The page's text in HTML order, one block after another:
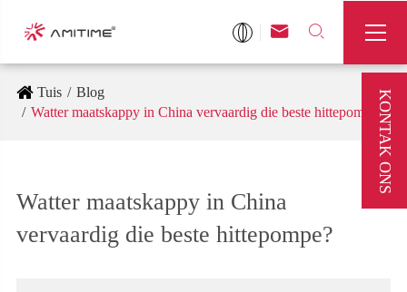
 

Tuis
Blog
Watter maatskappy in China vervaardig die beste hittepompe?
Watter maatskappy in China
vervaardig die beste hittepompe?
KONTAK ONS